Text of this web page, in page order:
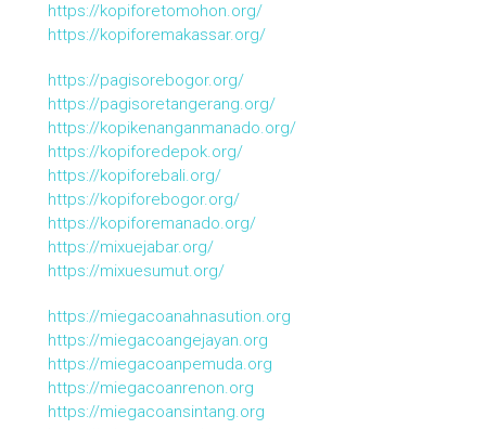
https://kopiforetomohon.org/
https://kopiforemakassar.org/
https://pagisorebogor.org/
https://pagisoretangerang.org/
https://kopikenanganmanado.org/
https://kopiforedepok.org/
https://kopiforebali.org/
https://kopiforebogor.org/
https://kopiforemanado.org/
https://mixuejabar.org/
https://mixuesumut.org/
https://miegacoanahnasution.org
https://miegacoangejayan.org
https://miegacoanpemuda.org
https://miegacoanrenon.org
https://miegacoansintang.org